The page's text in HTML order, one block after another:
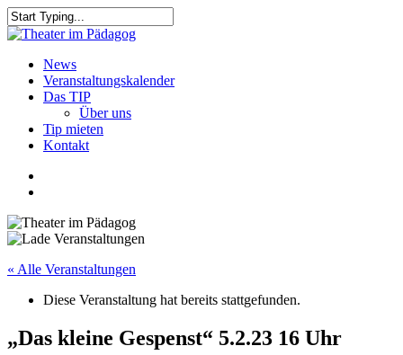
Skip
to
content
Close
search
Menu
News
Veranstaltungskalender
Das TIP
Über uns
Tip mieten
Kontakt
« Alle Veranstaltungen
Diese Veranstaltung hat bereits stattgefunden.
„Das kleine Gespenst“ 5.2.23 16 Uhr